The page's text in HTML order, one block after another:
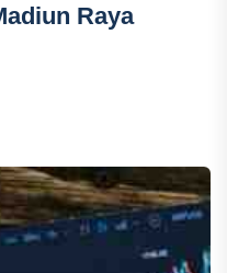
Raya